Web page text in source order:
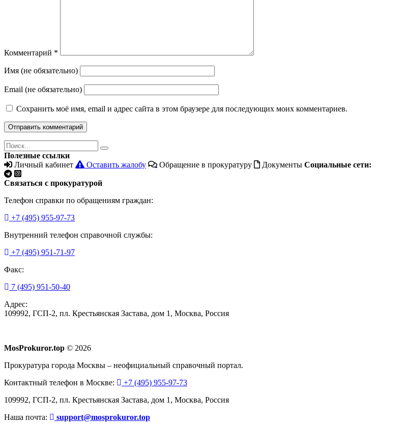
Комментарий *
Имя (не обязательно)
Email (не обязательно)
Сохранить моё имя, email и адрес сайта в этом браузере для последующих моих комментариев.
Поиск
Найти
Полезные ссылки
Личный кабинет
Оставить жалобу Обращение в прокуратуру Документы Социальные сети:
Связаться с прокуратурой
Телефон справки по обращениям граждан:
+7 (495) 955-97-73
Внутренний телефон справочной службы:
+7 (495) 951-71-97
Факс:
7 (495) 951-50-40
Адрес:
109992, ГСП-2, пл. Крестьянская Застава, дом 1, Москва, Россия
MosProkuror.top © 2026
Прокуратура города Москвы – неофициальный справочный портал.
Контактный телефон в Москве:
+7 (495) 955-97-73
109992, ГСП-2, пл. Крестьянская Застава, дом 1, Москва, Россия
Наша почта:
support@mosprokuror.top